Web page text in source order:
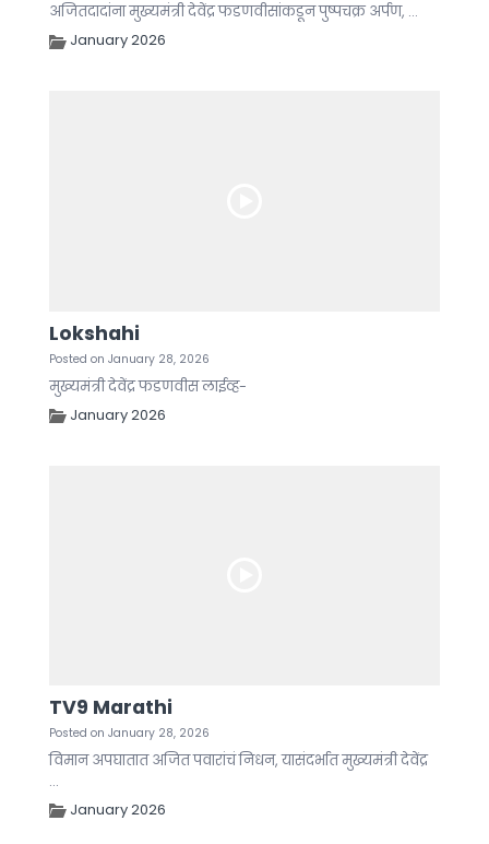
अजितदादांना मुख्यमंत्री देवेंद्र फडणवीसांकडून पुष्पचक्र अर्पण, ...
January 2026
Lokshahi
Posted on January 28, 2026
मुख्यमंत्री देवेंद्र फडणवीस लाईव्ह-
January 2026
TV9 Marathi
Posted on January 28, 2026
विमान अपघातात अजित पवारांचं निधन, यासंदर्भात मुख्यमंत्री देवेंद्र
...
January 2026